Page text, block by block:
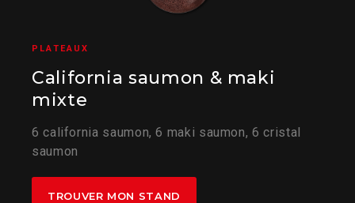
PLATEAUX
California saumon & maki
mixte
6 california saumon, 6 maki saumon, 6 cristal
saumon
TROUVER MON STAND